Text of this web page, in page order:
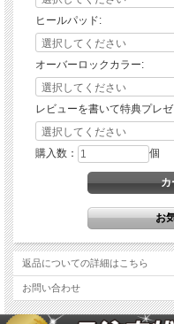
適合車
マツダ RX-8
適合年
式
【MC後】 2011年9月～2013
【MC後】2011年9月～2013
※ マット形状は”年式”によ
ヒールパッド:
オーバーロックカラー:
レビューを書いて特典プレ
購入数： 個
返品についての詳細はこちら
お問い合わせ